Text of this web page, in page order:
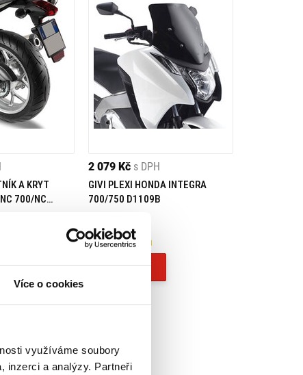
Více o cookies
využíváme soubory
inzerci a analýzy. Partneři
A KRYT
700/NC
- Doprava ZDARMA
2 079 Kč s DPH
GIVI PLEXI HONDA INTEGRA
700/750 D1109B
Na objednávku
Koupit